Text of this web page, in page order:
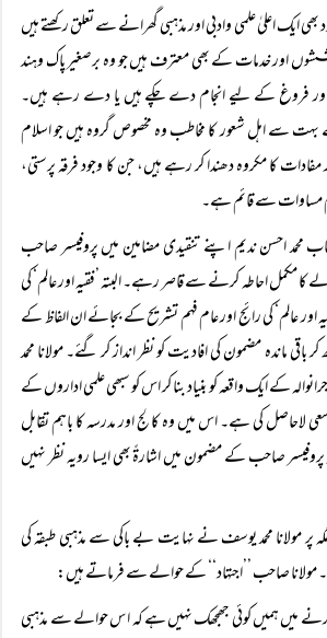
ایک اعلیٰ علمی وادبی اور مذہبی گھرانے سے تعلق رکھتے ہیں
اور خدمات کے بھی معترف ہیں جو وہ برصغیر پاک وہند
فروغ کے لیے انجام دے چکے ہیں یا دے رہے ہیں۔
سے اہل شعور کا مخاطب وہ مخصوص گروہ ہیں جو اسلام
کا مکروہ دھندا کر رہے ہیں، جن کا وجود فرقہ پرستی،
مساوات سے قائم ہے۔
محمد احسن ندیم اپنے تنقیدی مضامین میں پروفیسر صاحب
کا مکمل احاطہ کرنے سے قاصر رہے۔ البتہ ’فقیہ اور عالم‘ کی
عالم‘ کی رائج اور عام فہم تشریح کے بجائے ان الفاظ کے
باقی ماندہ مضمون کی افادیت کو نظر انداز کر گئے۔ مولانا محمد
کے ایک واقعہ کو بنیاد بنا کر اس کو سبھی علمی اداروں کے
لاحاصل کی ہے۔ اس میں وہ کالج اور مدرسہ کا باہم تقابل
صاحب کے مضمون میں اشارۃً بھی ایسا رویہ نظر نہیں
مولانا محمد یوسف نے نہایت بے باکی سے مذہبی طبقہ کی
مولانا صاحب ’’اجتہاد‘‘ کے حوالے سے فرماتے ہیں:
میں ہمیں کوئی جھجھک نہیں ہے کہ ا س حوالے سے مذہبی